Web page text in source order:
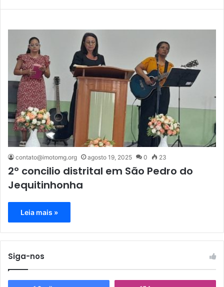
contato@imotomg.org agosto 19, 2025 0 23
2º concilio distrital em São Pedro do
Jequitinhonha
Leia mais »
Siga-nos